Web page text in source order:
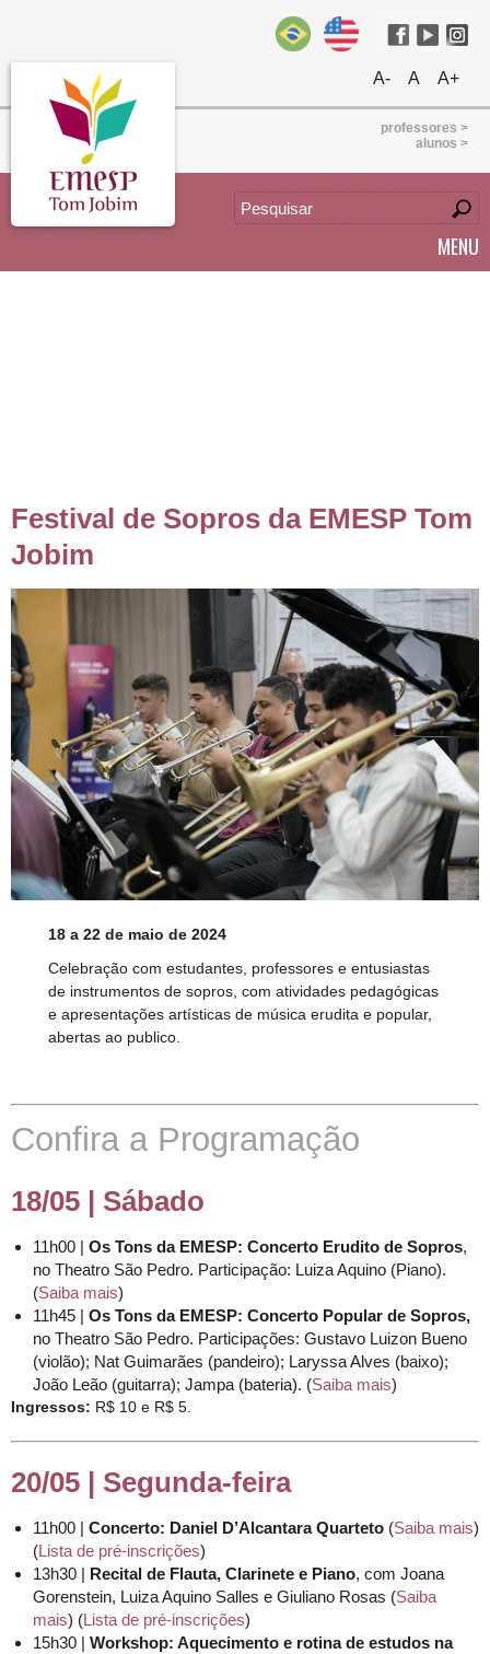
A- A A+
professores >
alunos >
MENU
Festival de Sopros da EMESP Tom
Jobim
18 a 22 de maio de 2024
Celebração com estudantes, professores e entusiastas
de instrumentos de sopros, com atividades pedagógicas
e apresentações artísticas de música erudita e popular,
abertas ao publico.
Confira a Programação
18/05 | Sábado
11h00 | Os Tons da EMESP: Concerto Erudito de Sopros,
no Theatro São Pedro. Participação: Luiza Aquino (Piano).
(Saiba mais)
11h45 | Os Tons da EMESP: Concerto Popular de Sopros,
no Theatro São Pedro. Participações: Gustavo Luizon Bueno
(violão); Nat Guimarães (pandeiro); Laryssa Alves (baixo);
João Leão (guitarra); Jampa (bateria). (Saiba mais)
Ingressos: R$ 10 e R$ 5.
20/05 | Segunda-feira
11h00 | Concerto: Daniel D’Alcantara Quarteto (Saiba mais)
(Lista de pré-inscrições)
13h30 | Recital de Flauta, Clarinete e Piano, com Joana
Gorenstein, Luiza Aquino Salles e Giuliano Rosas (Saiba
mais) (Lista de pré-inscrições)
15h30 | Workshop: Aquecimento e rotina de estudos na